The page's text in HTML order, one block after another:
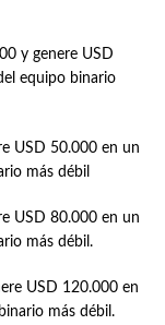
y genere USD
equipo binario
USD 50.000 en un
más débil
USD 80.000 en un
más débil.
USD 120.000 en
más débil.